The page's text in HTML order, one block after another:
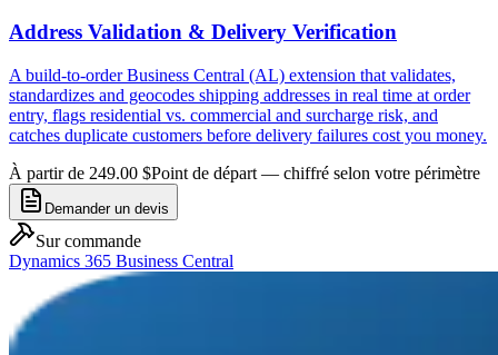
Address Validation & Delivery Verification
A build-to-order Business Central (AL) extension that validates,
standardizes and geocodes shipping addresses in real time at order
entry, flags residential vs. commercial and surcharge risk, and
catches duplicate customers before delivery failures cost you money.
À partir de 249.00 $Point de départ — chiffré selon votre périmètre
Demander un devis
Sur commande
Dynamics 365 Business Central